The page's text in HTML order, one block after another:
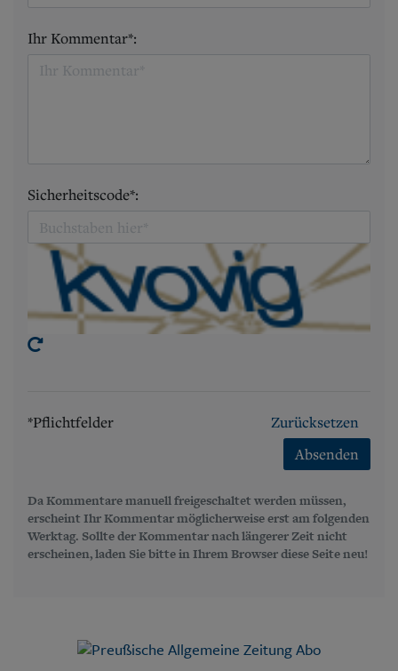
Ihr Kommentar*:
Sicherheitscode*:
*Pflichtfelder
Zurücksetzen
Absenden
Da Kommentare manuell freigeschaltet werden müssen,
erscheint Ihr Kommentar möglicherweise erst am folgenden
Werktag. Sollte der Kommentar nach längerer Zeit nicht
erscheinen, laden Sie bitte in Ihrem Browser diese Seite neu!